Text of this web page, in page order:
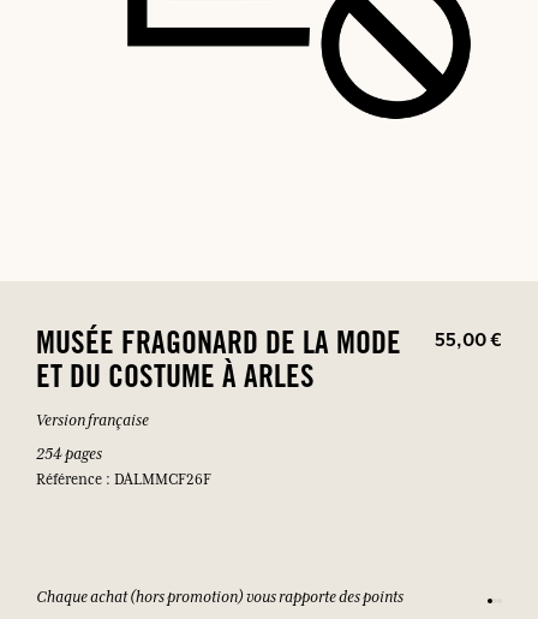
MUSÉE FRAGONARD DE LA MODE
ET DU COSTUME À ARLES
55,00 €
Version française
254 pages
Référence : DALMMCF26F
Chaque achat (hors promotion) vous rapporte des points